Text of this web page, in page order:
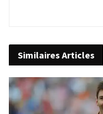
Similaires Articles